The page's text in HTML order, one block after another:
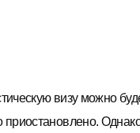
визу можно